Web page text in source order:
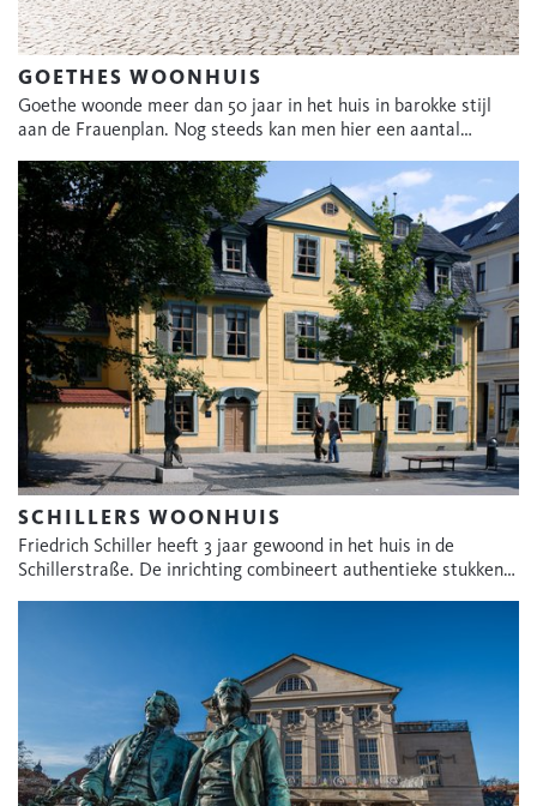
GOETHES WOONHUIS
Goethe woonde meer dan 50 jaar in het huis in barokke stijl
aan de Frauenplan. Nog steeds kan men hier een aantal…
SCHILLERS WOONHUIS
Friedrich Schiller heeft 3 jaar gewoond in het huis in de
Schillerstraße. De inrichting combineert authentieke stukken…